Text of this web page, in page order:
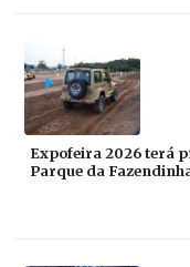
Expofeira 2026 terá
Parque da